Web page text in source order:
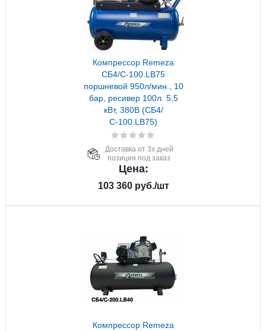
Компрессор Remeza
СБ4/С-100.LB75
поршневой 950л/мин., 10
бар, ресивер 100л. 5,5
кВт, 380В (СБ4/
С-100.LB75)
Доставка от 3х дней
позиция под заказ
Цена:
103 360руб./шт
Компрессор Remeza